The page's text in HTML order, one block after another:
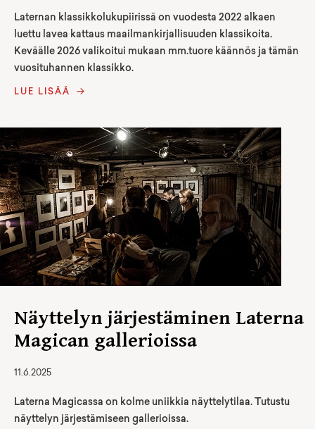
Laternan klassikkolukupiirissä on vuodesta 2022 alkaen
luettu lavea kattaus maailmankirjallisuuden klassikoita.
Keväälle 2026 valikoitui mukaan mm.tuore käännös ja tämän
vuosituhannen klassikko.
LUE LISÄÄ
Näyttelyn järjestäminen Laterna
Magican gallerioissa
11.6.2025
Laterna Magicassa on kolme uniikkia näyttelytilaa. Tutustu
näyttelyn järjestämiseen gallerioissa.